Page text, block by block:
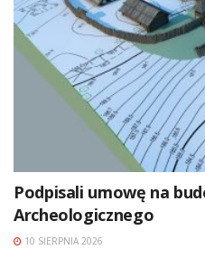
Podpisali umowę na
Archeologicznego
10 SIERPNIA 2026